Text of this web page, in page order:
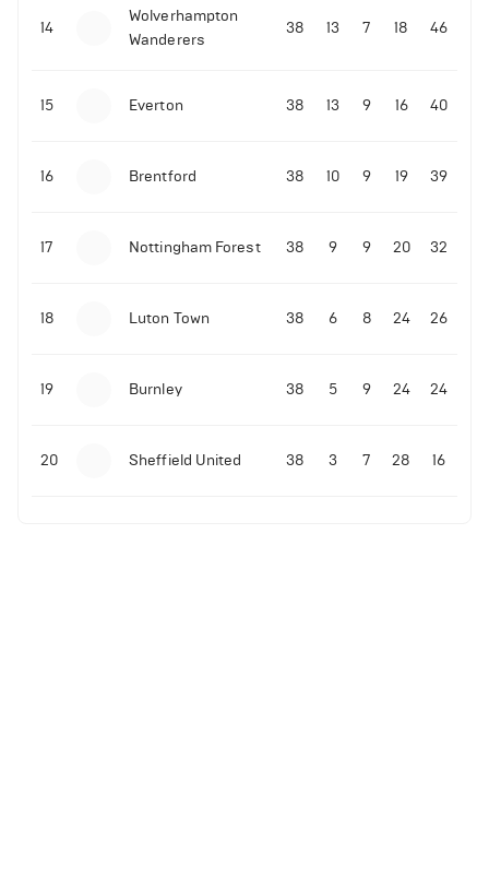
Иван Редкач сделал крупную ставку на второй
бой между Усиком и Джошуа
14
Wolverhampton
Wanderers
38 13 7 18 46
15 Everton 38 13 9 16 40
16 Brentford 38 10 9 19 39
17 Nottingham Forest 38 9 9 20 32
18 Luton Town 38 6 8 24 26
19 Burnley 38 5 9 24 24
20 Sheffield United 38 3 7 28 16